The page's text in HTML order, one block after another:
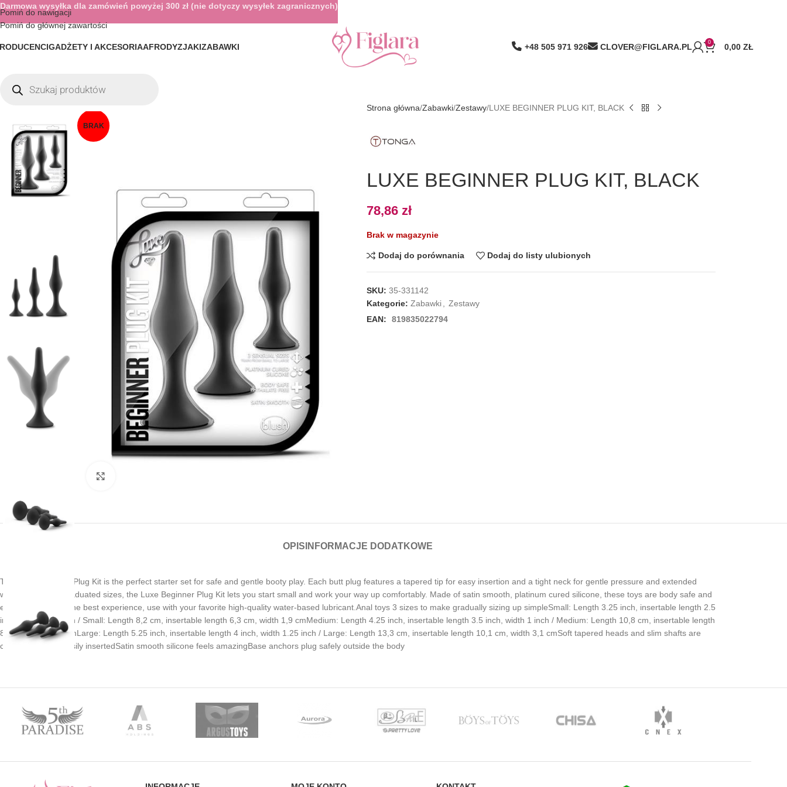
Pomiń do nawigacji
Pomiń do głównej zawartości
GADŻETY I AKCESORIAAFRODYZJAKIZABAWKI +48 505 971 926 CLOVER@FIGLARA.PL 0 0,00 ZŁ
BRAK
Strona główna Zabawki Zestawy LUXE BEGINNER PLUG KIT, BLACK
LUXE BEGINNER PLUG KIT, BLACK
78,86 zł
Brak w magazynie
Dodaj do porównania Dodaj do listy ulubionych
SKU: 35-331142
Kategorie: Zabawki
Zestawy
EAN:
819835022794
OPIS INFORMACJE DODATKOWE
The Luxe Beginner Plug Kit is the perfect starter set for safe and gentle booty play. Each butt plug features a tapered tip for easy insertion and a tight neck for gentle pressure and extended
wear. With three graduated sizes, the Luxe Beginner Plug Kit lets you start small and work your way up comfortably. Made of satin smooth, platinum cured silicone, these toys are body safe and
easy to clean. For the best experience, use with your favorite high-quality water-based lubricant.Anal toys 3 sizes to make gradually sizing up simpleSmall: Length 3.25 inch, insertable length 2.5
inch, width 0.75 inch / Small: Length 8,2 cm, insertable length 6,3 cm, width 1,9 cmMedium: Length 4.25 inch, insertable length 3.5 inch, width 1 inch / Medium: Length 10,8 cm, insertable length
8,9 cm, width 2,5 cmLarge: Length 5.25 inch, insertable length 4 inch, width 1.25 inch / Large: Length 13,3 cm, insertable length 10,1 cm, width 3,1 cmSoft tapered heads and slim shafts are
comfortably and easily insertedSatin smooth silicone feels amazingBase anchors plug safely outside the body
Darmowa wysyłka dla zamówień powyżej 300 zł (nie dotyczy wysyłek zagranicznych)